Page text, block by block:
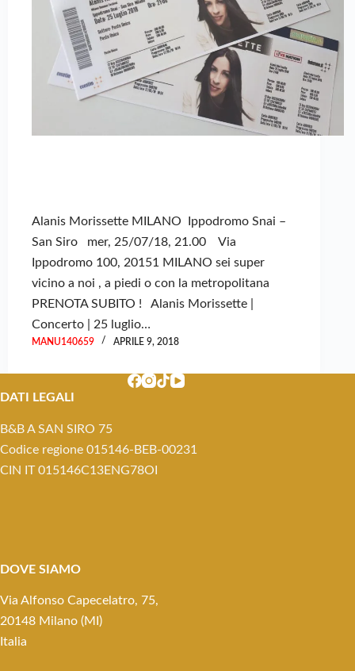
Alanis Morissette MILANO Ippodromo Snai –
San Siro mer, 25/07/18, 21.00 Via
Ippodromo 100, 20151 MILANO sei super
vicino a noi , a piedi o con la metropolitana
PRENOTA SUBITO ! Alanis Morissette |
Concerto | 25 luglio…
MANU140659 APRILE 9, 2018
DATI LEGALI
B&B A SAN SIRO 75
Codice regione 015146-BEB-00231
CIN IT 015146C13ENG78OI
DOVE SIAMO
Via Alfonso Capecelatro, 75,
20148 Milano (MI)
Italia